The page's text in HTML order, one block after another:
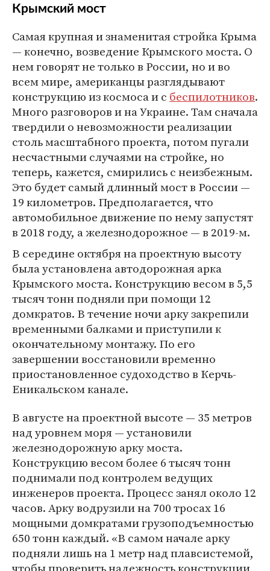
Крымский мост
Самая крупная и знаменитая стройка Крыма
— конечно, возведение Крымского моста. О
нем говорят не только в России, но и во
всем мире, американцы разглядывают
конструкцию из космоса и с беспилотников.
Много разговоров и на Украине. Там сначала
твердили о невозможности реализации
столь масштабного проекта, потом пугали
несчастными случаями на стройке, но
теперь, кажется, смирились с неизбежным.
Это будет самый длинный мост в России —
19 километров. Предполагается, что
автомобильное движение по нему запустят
в 2018 году, а железнодорожное — в 2019-м.
В середине октября на проектную высоту
была установлена автодорожная арка
Крымского моста. Конструкцию весом в 5,5
тысяч тонн подняли при помощи 12
домкратов. В течение ночи арку закрепили
временными балками и приступили к
окончательному монтажу. По его
завершении восстановили временно
приостановленное судоходство в Керчь-
Еникальском канале.
В августе на проектной высоте — 35 метров
над уровнем моря — установили
железнодорожную арку моста.
Конструкцию весом более 6 тысяч тонн
поднимали под контролем ведущих
инженеров проекта. Процесс занял около 12
часов. Арку водрузили на 700 тросах 16
мощными домкратами грузоподъемностью
650 тонн каждый. «В самом начале арку
подняли лишь на 1 метр над плавсистемой,